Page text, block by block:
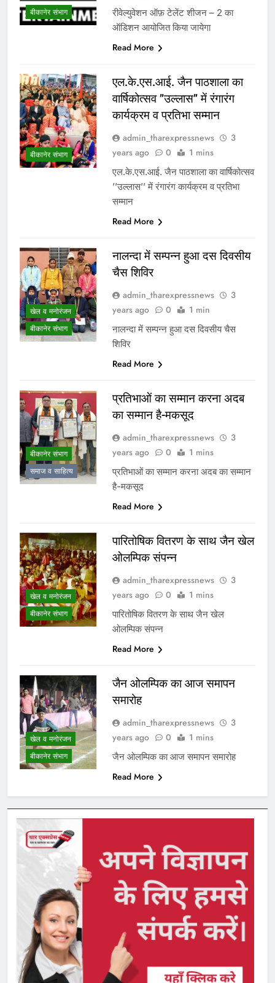
बीकानेर संभाग
रीवेल्युवेशन ऑफ़ टेलेंट शीजन – 2 का
ऑडिशन आयोजित किया जायेगा
Read More
बीकानेर संभाग
एल.के.एस.आई. जैन पाठशाला का
वार्षिकोत्सव ’’उल्लास’’ में रंगारंग
कार्यक्रम व प्रतिभा सम्मान
admin_tharexpressnews
3
years ago
0 1 mins
एल.के.एस.आई. जैन पाठशाला का वार्षिकोत्सव
’’उल्लास’’ में रंगारंग कार्यक्रम व प्रतिभा
सम्मान
Read More
खेल व मनोरंजन
बीकानेर संभाग
नालन्दा में सम्पन्न हुआ दस दिवसीय
चैस शिविर
admin_tharexpressnews
3
years ago
0 1 min
नालन्दा में सम्पन्न हुआ दस दिवसीय चैस
शिविर
Read More
बीकानेर संभाग
समाज व साहित्य
प्रतिभाओं का सम्मान करना अदब
का सम्मान है-मकसूद
admin_tharexpressnews
3
years ago
0 1 mins
प्रतिभाओं का सम्मान करना अदब का सम्मान
है-मकसूद
Read More
खेल व मनोरंजन
बीकानेर संभाग
पारितोषिक वितरण के साथ जैन खेल
ओलम्पिक संपन्न
admin_tharexpressnews
3
years ago
0 1 mins
पारितोषिक वितरण के साथ जैन खेल
ओलम्पिक संपन्न
Read More
खेल व मनोरंजन
बीकानेर संभाग
जैन ओलम्पिक का आज समापन
समारोह
admin_tharexpressnews
3
years ago
0 1 mins
जैन ओलम्पिक का आज समापन समारोह
Read More